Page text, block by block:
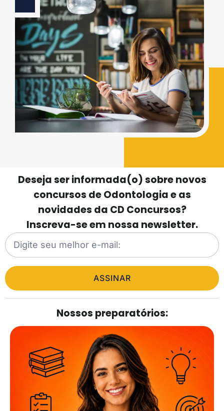
Deseja ser informada(o) sobre novos
concursos de Odontologia e as
novidades da CD Concursos?
Inscreva-se em nossa newsletter.
ASSINAR
Nossos preparatórios: